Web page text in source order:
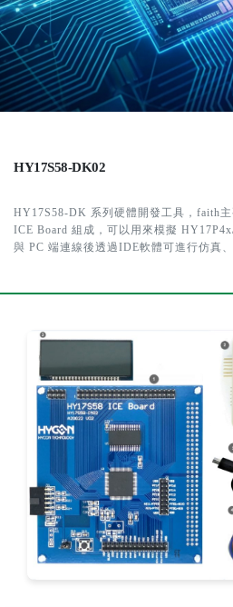
HY17S58-DK02
HY17S58-DK 系列硬體開發工具，faith
ICE Board 組成，可以用來模擬
與 PC 端連線後透過IDE軟體可進行仿真、